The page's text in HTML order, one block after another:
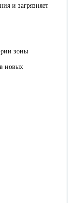
и загрязняет
зоны
новых